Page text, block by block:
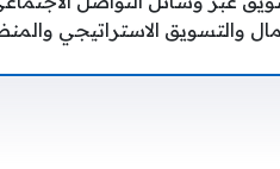
والتسويق الاستراتيجي